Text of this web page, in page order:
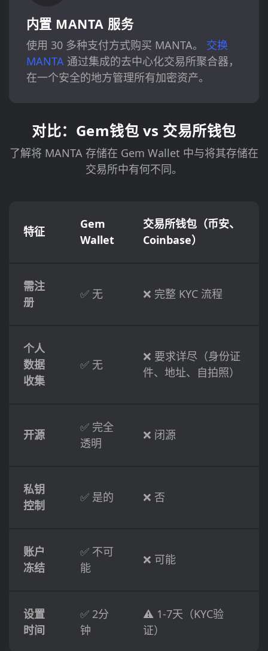
内置 MANTA 服务
使用 30 多种支付方式购买 MANTA。 交换
MANTA通过集成的去中心化交易所聚合器，
在一个安全的地方管理所有加密资产。
对比：Gem钱包 vs 交易所钱包
了解将 MANTA 存储在 Gem Wallet 中与将其存储在
交易所中有何不同。
特征
Gem
Wallet
交易所钱包（币安、
Coinbase）
需注
册
✅ 无 ❌ 完整 KYC 流程
个人
数据
收集
✅ 无
❌ 要求详尽（身份证
件、地址、自拍照）
开源
✅ 完全
透明
❌ 闭源
私钥
控制
✅ 是的 ❌ 否
账户
冻结
✅ 不可
能
❌ 可能
设置
时间
✅ 2分
钟
⚠️ 1-7天（KYC验
证）